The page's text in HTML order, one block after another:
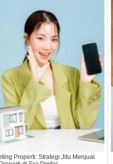
Properti: Strategi Jitu Menjual